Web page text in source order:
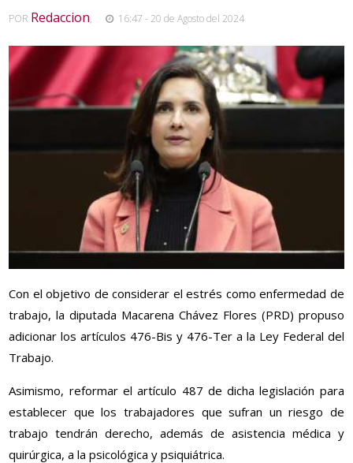
POR Redaccion, 16:47 - 20 de Agosto del 2024
Con el objetivo de considerar el estrés como enfermedad de
trabajo, la diputada Macarena Chávez Flores (PRD) propuso
adicionar los artículos 476-Bis y 476-Ter a la Ley Federal del
Trabajo.
Asimismo, reformar el artículo 487 de dicha legislación para
establecer que los trabajadores que sufran un riesgo de
trabajo tendrán derecho, además de asistencia médica y
quirúrgica, a la psicológica y psiquiátrica.